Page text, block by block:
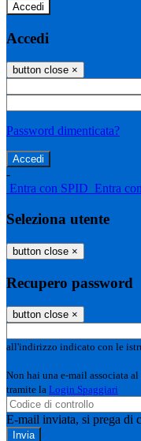
Accedi
Accedi
button close ×
Password dimenticata?
-
Entra con SPID Entra
Seleziona utente
button close ×
Recupero password
button close ×
all'indirizzo indicato con le
Non hai una e-mail associata
tramite la Login Spaggiari
E-mail inviata, si prega di